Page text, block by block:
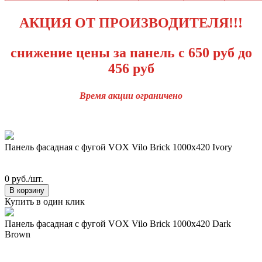
АКЦИЯ ОТ ПРОИЗВОДИТЕЛЯ!!!
снижение цены за панель с 650 руб до
456 руб
Время акции ограничено
Панель фасадная с фугой VOX Vilo Brick 1000х420 Ivory
0 руб./шт.
В корзину
Купить в один клик
Панель фасадная с фугой VOX Vilo Brick 1000х420 Dark
Brown